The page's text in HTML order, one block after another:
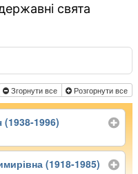
свята
Згорнути все Розгорнути все
(1938-1996)
(1918-1985)